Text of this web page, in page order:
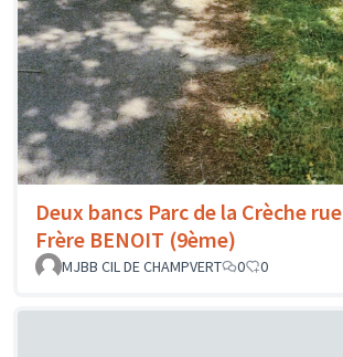
Deux bancs Parc de la Crèche rue
Frère BENOIT (9ème)
MJBB CIL DE CHAMPVERT
0 0